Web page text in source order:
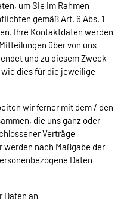
um Sie im Rahmen
gemäß Art. 6 Abs. 1
Ihre Kontaktdaten werden
über von uns
und zu diesem Zweck
dies für die jeweilige
wir ferner mit dem / den
die uns ganz oder
Verträge
nach Maßgabe der
Daten
Daten an